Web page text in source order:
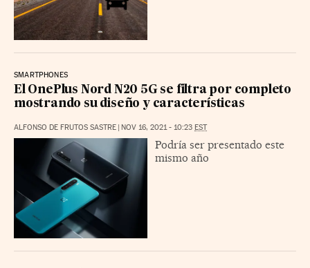
SMARTPHONES
El OnePlus Nord N20 5G se filtra por completo
mostrando su diseño y características
ALFONSO DE FRUTOS SASTRE | NOV 16, 2021 - 10:23 EST
Podría ser presentado este
mismo año